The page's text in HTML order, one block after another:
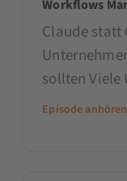
Workflows
Claude statt
sollten Viele
immer wie
Episode